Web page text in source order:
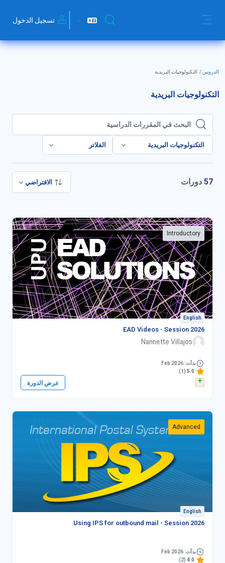
تبديل إدخال البحث تسجيل الدخول
الدروس التكنولوجیات البریدیة
التكنولوجیات البریدیة
البحث في المقررات الدراسية
البحث في المقررات الدراسية
التكنولوجیات البریدیة الفلاتر
57 دورات الافتراضي
Introductory
English
EAD Videos - Session 2026
Nannette Villajos
بدأت: Feb 2026
5.0
(1)
عرض الدورة
Advanced
English
Using IPS for outbound mail - Session 2026
بدأت: Feb 2026
4.0
(2)